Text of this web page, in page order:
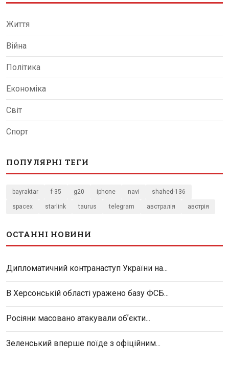
Життя
Війна
Політика
Економіка
Світ
Спорт
ПОПУЛЯРНІ ТЕГИ
bayraktar f-35 g20 iphone navi shahed-136
spacex starlink taurus telegram австралія австрія
ОСТАННІ НОВИНИ
Дипломатичний контранаступ України на...
В Херсонській області уражено базу ФСБ...
Росіяни масовано атакували обʼєкти...
Зеленський вперше поїде з офіційним...